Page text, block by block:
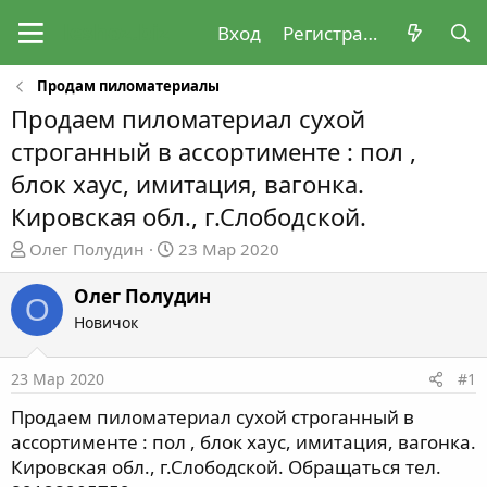
Вход Регистрация
Продам пиломатериалы
Продаем пиломатериал сухой
строганный в ассортименте : пол ,
блок хаус, имитация, вагонка.
Кировская обл., г.Слободской.
А
в
т
о
р
е
ы
Олег Полудин
Д
а
т
а
л
а
23 Мар 2020
О Олег Полудин
Новичок
23 Мар 2020 #1
Продаем пиломатериал сухой строганный в
ассортименте : пол , блок хаус, имитация, вагонка.
Кировская обл., г.Слободской. Обращаться тел.